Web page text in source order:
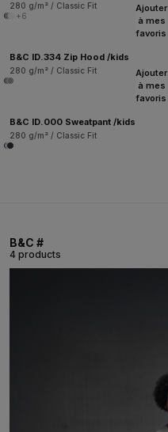
280 g/m² / Classic Fit
+6
Ajouter
à mes
favoris
B&C ID.334 Zip Hood /kids
280 g/m² / Classic Fit
Ajouter
à mes
favoris
B&C ID.000 Sweatpant /kids
280 g/m² / Classic Fit
B&C #
4 products